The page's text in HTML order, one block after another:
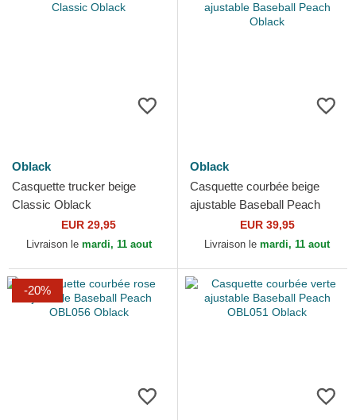
Oblack
Casquette trucker beige
Classic Oblack
EUR 29,95
Livraison le mardi, 11 aout
Oblack
Casquette courbée beige
ajustable Baseball Peach
EUR 39,95
Livraison le mardi, 11 aout
-20%